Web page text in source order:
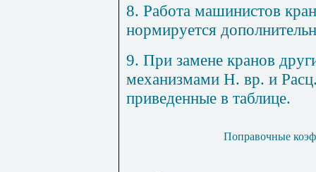
8. Работа машинистов
нормируется
9. При замене кранов
механизмами Н. вр. и
приведенные в таблице.
Поправочные